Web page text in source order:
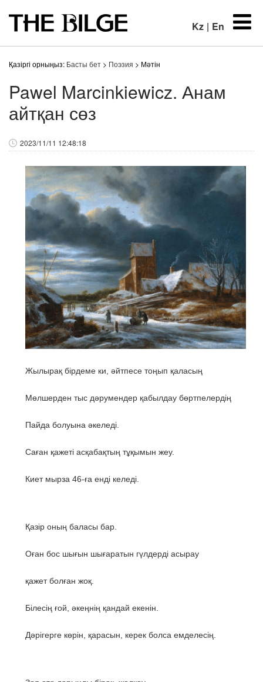
Kz | En
Қазіргі орныңыз: Басты бет > Поэзия > Мәтін
Pawel Marcinkiewicz. Анам
айтқан сөз
2023/11/11 12:48:18
Жылырақ бірдеме ки, әйтпесе тоңып қаласың
Мөлшерден тыс дәрумендер қабылдау бөртпелердің
Пайда болуына әкеледі.
Саған қажеті асқабақтың тұқымын жеу.
Киет мырза 46-ға енді келеді.
Қазір оның баласы бар.
Оған бос шығын шығаратын гүлдерді асырау
қажет болған жоқ.
Білесің ғой, әкеңнің қандай екенін.
Дәрігерге көрін, қарасын, керек болса емделесің.